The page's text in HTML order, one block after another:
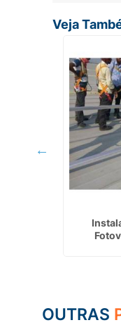
Veja
OUTRAS